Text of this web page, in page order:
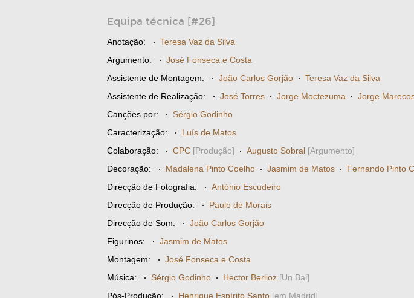
Equipa técnica [#26]
Anotação: · Teresa Vaz da Silva
Argumento: · José Fonseca e Costa
Assistente de Montagem: · João Carlos Gorjão · Teresa Vaz da Silva
Assistente de Realização: · José Torres · Jorge Moctezuma · Jorge
Canções por: · Sérgio Godinho
Caracterização: · Luís de Matos
Colaboração: · CPC [Produção] · Augusto Sobral [Argumento]
Decoração: · Madalena Pinto Coelho · Jasmim de Matos · Fernando Pinto
Direcção de Fotografia: · António Escudeiro
Direcção de Produção: · Paulo de Morais
Direcção de Som: · João Carlos Gorjão
Figurinos: · Jasmim de Matos
Montagem: · José Fonseca e Costa
Música: · Sérgio Godinho · Hector Berlioz [Un Bal]
Pós-Produção: · Henrique Espírito Santo [em Madrid]